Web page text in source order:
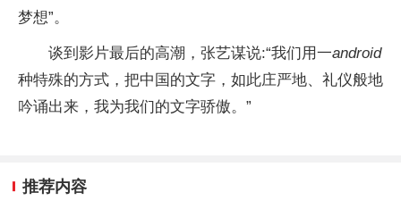
梦想”。
谈到影片最后的高潮，张艺谋说:“我们用一android
种特殊的方式，把中国的文字，如此庄严地、礼仪般地
吟诵出来，我为我们的文字骄傲。”
推荐内容